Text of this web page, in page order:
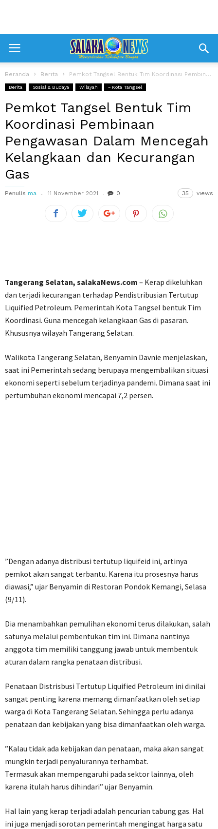
Beranda Berita Pemkot Tangsel Bentuk Tim Koordinasi Pembinaan Pengawasan Dalam Mencegah Kelangkaan dan Kecurangan...
Berita Sosial & Budaya Wilayah ~ Kota Tangsel
Pemkot Tangsel Bentuk Tim
Koordinasi Pembinaan
Pengawasan Dalam Mencegah
Kelangkaan dan Kecurangan
Gas
Penulis ma 11 November 2021 0 35 views
Tangerang Selatan, salakaNews.com – Kerap dikeluhkan
dan terjadi kecurangan terhadap Pendistribusian Tertutup
Liquified Petroleum. Pemerintah Kota Tangsel bentuk Tim
Koordinasi. Guna mencegah kelangkaan Gas di pasaran.
Khususnya wilayah Tangerang Selatan.
Walikota Tangerang Selatan, Benyamin Davnie menjelaskan,
saat ini Pemerintah sedang berupaya mengembalikan situasi
ekonomi seperti sebelum terjadinya pandemi. Dimana saat ini
pertumbuhan ekonomi mencapai 7,2 persen.
”Dengan adanya distribusi tertutup liquifeid ini, artinya
pemkot akan sangat terbantu. Karena itu prosesnya harus
diawasi,” ujar Benyamin di Restoran Pondok Kemangi, Selasa
(9/11).
Dia menambahkan pemulihan ekonomi terus dilakukan, salah
satunya melalui pembentukan tim ini. Dimana nantinya
anggota tim memiliki tanggung jawab untuk membentuk
aturan dalam rangka penataan distribusi.
Penataan Distrisbusi Tertutup Liquified Petroleum ini dinilai
sangat penting karena memang dimanfaatkan oleh setiap
warga di Kota Tangerang Selatan. Sehingga perlu adanya
penataan dan kebijakan yang bisa dimanfaatkan oleh warga.
”Kalau tidak ada kebijakan dan penataan, maka akan sangat
mungkin terjadi penyalurannya terhambat.
Termasuk akan mempengaruhi pada sektor lainnya, oleh
karena itulah harus dihindari” ujar Benyamin.
Hal lain yang kerap terjadi adalah pencurian tabung gas. Hal
ini juga menjadi sorotan pemerintah mengingat harga satu